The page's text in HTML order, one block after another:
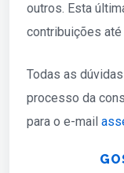
outros. Esta
contribuições
Todas as
processo da
para o e-mail